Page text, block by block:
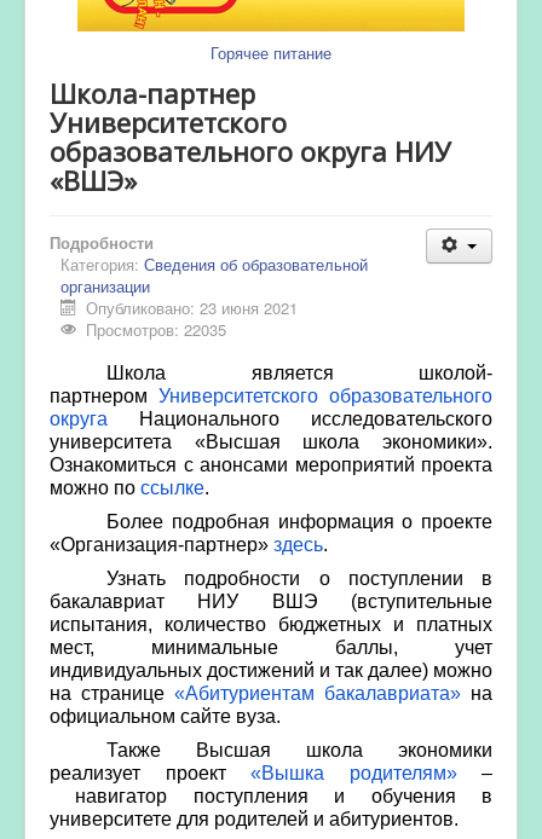
Горячее питание
Школа-партнер
Университетского
образовательного округа НИУ
«ВШЭ»
Подробности
Категория: Сведения об образовательной
организации
Опубликовано: 23 июня 2021
Просмотров: 22035
Школа является школой-
партнером Университетского образовательного
округа Национального исследовательского
университета «Высшая школа экономики».
Ознакомиться с анонсами мероприятий проекта
можно по ссылке.
Более подробная информация о проекте
«Организация-партнер» здесь.
Узнать подробности о поступлении в
бакалавриат НИУ ВШЭ (вступительные
испытания, количество бюджетных и платных
мест, минимальные баллы, учет
индивидуальных достижений и так далее) можно
на странице «Абитуриентам бакалавриата» на
официальном сайте вуза.
Также Высшая школа экономики
реализует проект «Вышка родителям»–
навигатор поступления и обучения в
университете для родителей и абитуриентов.